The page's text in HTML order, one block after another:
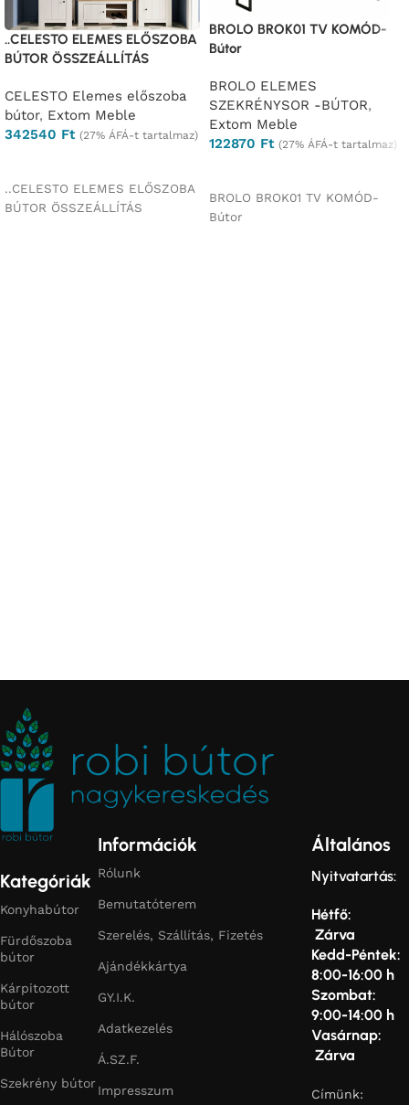
..CELESTO ELEMES ELŐSZOBA
BÚTOR ÖSSZEÁLLÍTÁS
CELESTO Elemes előszoba
bútor, Extom Meble
342540 Ft (27% ÁFÁ-t tartalmaz)
..CELESTO ELEMES ELŐSZOBA
BÚTOR ÖSSZEÁLLÍTÁS
BROLO BROK01 TV KOMÓD-
Bútor
BROLO ELEMES
SZEKRÉNYSOR -BÚTOR,
Extom Meble
122870 Ft (27% ÁFÁ-t tartalmaz)
BROLO BROK01 TV KOMÓD-
Bútor
Kategóriák
Konyhabútor
Fürdőszoba
bútor
Kárpitozott
bútor
Hálószoba
Bútor
Szekrény bútor
Információk
Rólunk
Bemutatóterem
Szerelés, Szállítás, Fizetés
Ajándékkártya
GY.I.K.
Adatkezelés
Á.SZ.F.
Impresszum
Általános
Nyitvatartás:
Hétfő:
Zárva
Kedd-Péntek:
8:00-16:00 h
Szombat:
9:00-14:00 h
Vasárnap:
Zárva
Címünk: